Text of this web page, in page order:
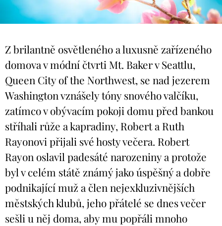
Z brilantně osvětleného a luxusně zařízeného
domova v módní čtvrti Mt. Baker v Seattlu,
Queen City of the Northwest, se nad jezerem
Washington vznášely tóny snového valčíku,
zatímco v obývacím pokoji domu před bankou
stříhali růže a kapradiny, Robert a Ruth
Rayonovi přijali své hosty večera. Robert
Rayon oslavil padesáté narozeniny a protože
byl v celém státě známý jako úspěšný a dobře
podnikající muž a člen nejexkluzivnějších
městských klubů, jeho přátelé se dnes večer
sešli u něj doma, aby mu popřáli mnoho